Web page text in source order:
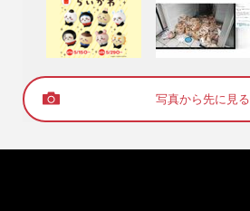
写真から先に見る